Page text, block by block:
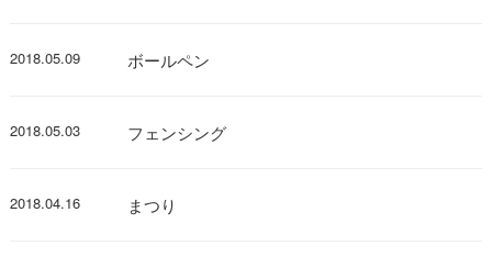
2018.05.09 ボールペン
2018.05.03 フェンシング
2018.04.16 まつり